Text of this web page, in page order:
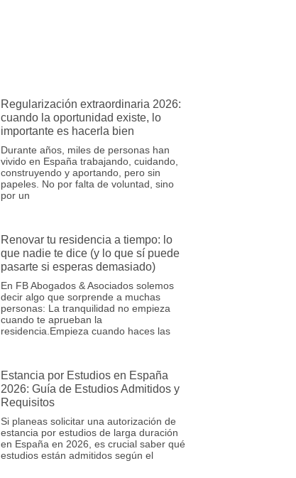
Regularización extraordinaria 2026:
cuando la oportunidad existe, lo
importante es hacerla bien
Durante años, miles de personas han
vivido en España trabajando, cuidando,
construyendo y aportando, pero sin
papeles. No por falta de voluntad, sino
por un
Renovar tu residencia a tiempo: lo
que nadie te dice (y lo que sí puede
pasarte si esperas demasiado)
En FB Abogados & Asociados solemos
decir algo que sorprende a muchas
personas: La tranquilidad no empieza
cuando te aprueban la
residencia.Empieza cuando haces las
Estancia por Estudios en España
2026: Guía de Estudios Admitidos y
Requisitos
Si planeas solicitar una autorización de
estancia por estudios de larga duración
en España en 2026, es crucial saber qué
estudios están admitidos según el